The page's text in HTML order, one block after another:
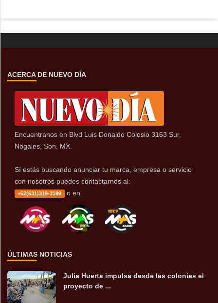
ACERCA DE NUEVO DÍA
Encuentranos en Blvd Luis Donaldo Colosio 3163 Sur,
Nogales, Son, MX.
Sí estás buscando anunciar tu marca, empresa o servicio
con nosotros puedes contactarnos al:
+52(631)319-3199 o en
ÚLTIMAS NOTICIAS
Julia Huerta impulsa desde las colonias el
proyecto de ...